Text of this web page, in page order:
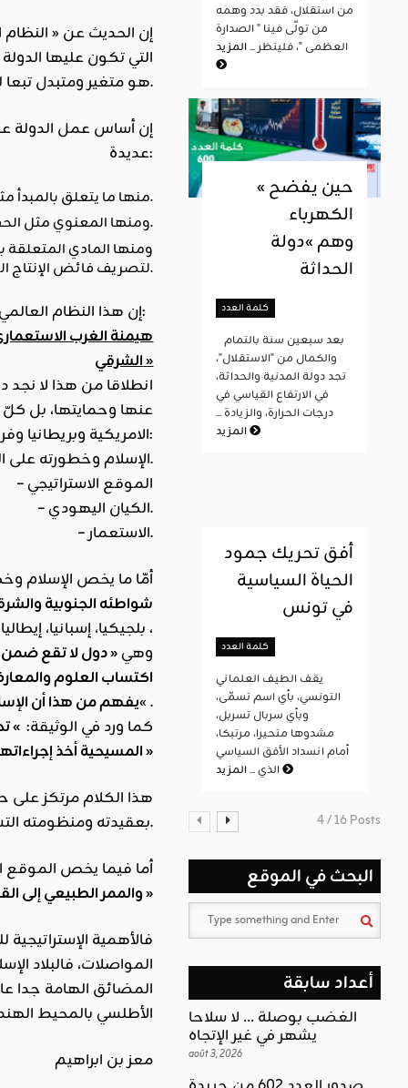
التي تكون عليها
هو متغير ومتبدل تبعا لواقع كل دولة فاعلة على الساحة الدولية، فيعتريه التغير والتبدل وفق متغيرات الأحداث السياسية وما تتطلبه قوة وضعفا.
إن أساس عمل الدولة
عديدة:
منها ما يتعلق بالمبدأ مثل إيجاد الظروف الملائمة لنشر المبدأ والحفاظ على تطبيقه وفرضه ان لزم الأمر.
ومنها المعنوي مثل الحفاظ على هيبة الدولة وكرامتها.
ومنها المادي المتعلقة
لتصريف فائض الإنتاج الصناعي والفلاحي.
إن هذا النظام العالمي الجديد ما هو إلا استمرار للنظام العالمي الاستعماري القديم وبالتالي فإنّ لفظة « جديد » تعني:
الشرقي »
انطلاقا من هذا لا نجد
عنها وحمايتها، بل كلّ
الامريكية وبريطانيا وفرنسا. وقد وضعت هذه القوى كل ثقلها في بلاد المسلمين. تحرّكها في ذلك مجموعة من المصالح الحيوية وهي:
– الإسلام وخطورته على الغرب وحضارته المترنّحة المتهاوية.
– الموقع الاستراتيجي
– الكيان اليهودي.
– الاستعمار.
أمّا ما يخص الإسلام
شواطئه الجنوبية
وهي« دول لا تقع
اكتساب العلوم
يفهم من هذا أن« .
كما ورد في الوثيقة: »
المسيحية أخذ إجراءاتها لمنع اي تقدم محتمل لهذه المنظومة الحضارية او إحدى دولها لأنها مهدد للنظام القيمي الغربي »
بعقيدته ومنظومته التشريعية ورؤيته للعلاقات الدولية.
أما فيما يخص الموقع
والممر الطبيعي إلى القارتين الأسيوية والإفريقية وملتقى طرق العالم وأيضا هو مهد الحضارات والأديان »
فالأهمية
المواصلات، فالبلاد
المضائق الهامة جدا
الأطلسي بالمحيط
معز بن ابراهيم
من استقلال، فقد بدد وهمه
من تولّى فينا " الصدارة
العظمى "، فلينظر ...المزيد
« حين يفضح
الكهرباء
وهم »دولة
الحداثة
كلمة العدد
والكمال من "الاستقلال"،
تجد دولة المدنية والحداثة،
في الارتفاع القياسي في
درجات الحرارة، والزيادة ...
المزيد
أفق تحريك جمود
الحياة السياسية
في تونس
كلمة العدد
يقف الطيف العلماني
التونسي، بأي اسم تسمّى،
وبأي سربال تسربل،
مشدوها متحيرا، مرتبكا،
أمام انسداد الأفق السياسي
الذي ...المزيد
4 / 16 Posts
البحث في الموقع
أعداد سابقة
الغضب بوصلة … لا سلاحا
يشهر في غير الإتجاه
août 3, 2026